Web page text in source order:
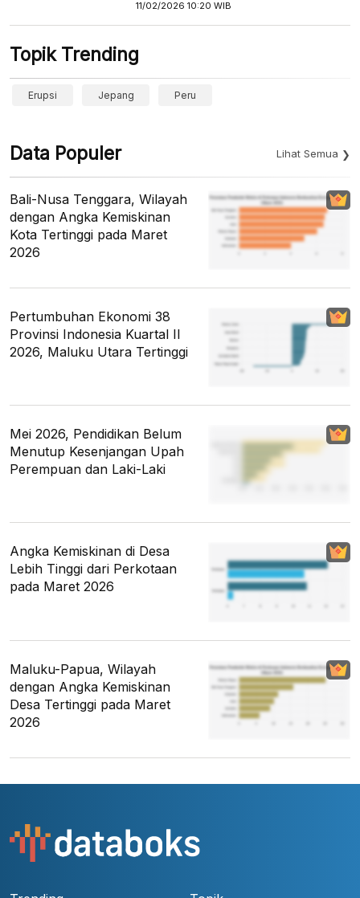
11/02/2026 10:20 WIB
Topik Trending
Erupsi Jepang Peru
Data Populer Lihat Semua
Bali-Nusa Tenggara, Wilayah
dengan Angka Kemiskinan
Kota Tertinggi pada Maret
2026
Pertumbuhan Ekonomi 38
Provinsi Indonesia Kuartal II
2026, Maluku Utara Tertinggi
Mei 2026, Pendidikan Belum
Menutup Kesenjangan Upah
Perempuan dan Laki-Laki
Angka Kemiskinan di Desa
Lebih Tinggi dari Perkotaan
pada Maret 2026
Maluku-Papua, Wilayah
dengan Angka Kemiskinan
Desa Tertinggi pada Maret
2026